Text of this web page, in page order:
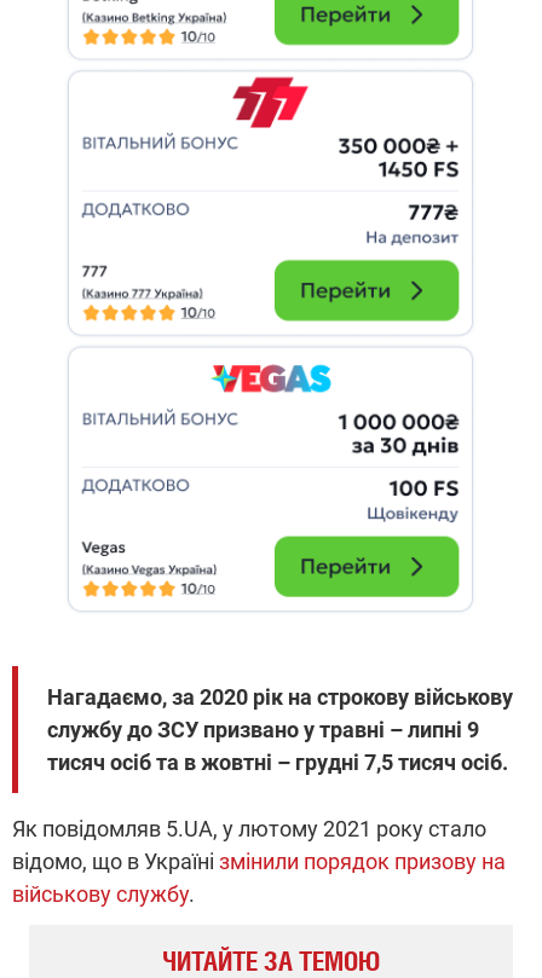
Нагадаємо, за 2020 рік на строкову військову
службу до ЗСУ призвано у травні – липні 9
тисяч осіб та в жовтні – грудні 7,5 тисяч осіб.
Як повідомляв 5.UA, у лютому 2021 року стало
відомо, що в Україні змінили порядок призову на
військову службу.
ЧИТАЙТЕ ЗА ТЕМОЮ